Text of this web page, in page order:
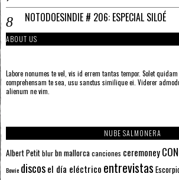
NOTODOESINDIE # 206: ESPECIAL SILOÉ
ABOUT US
Labore nonumes te vel, vis id errem tantas tempor. Solet
comprehensam te sea, usu sanctus similique ei. Viderer
alienum ne vim.
NUBE SALMONERA
Albert Petitblurbn mallorcacanciones ceremoney
Bowie discosel día eléctrico entrevistas